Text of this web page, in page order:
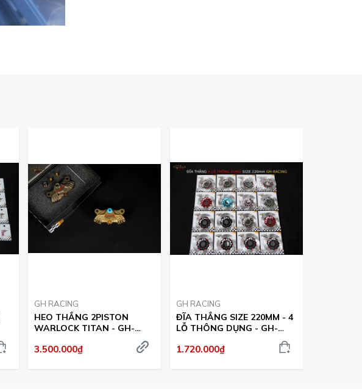
GH RACING
HEO THẮNG 2PISTON
WARLOCK TITAN - GH-
3.500.000₫
GH RACING
ĐĨA THẮNG SIZE 220MM - 4
LỖ THÔNG DỤNG - GH-
1.720.000₫